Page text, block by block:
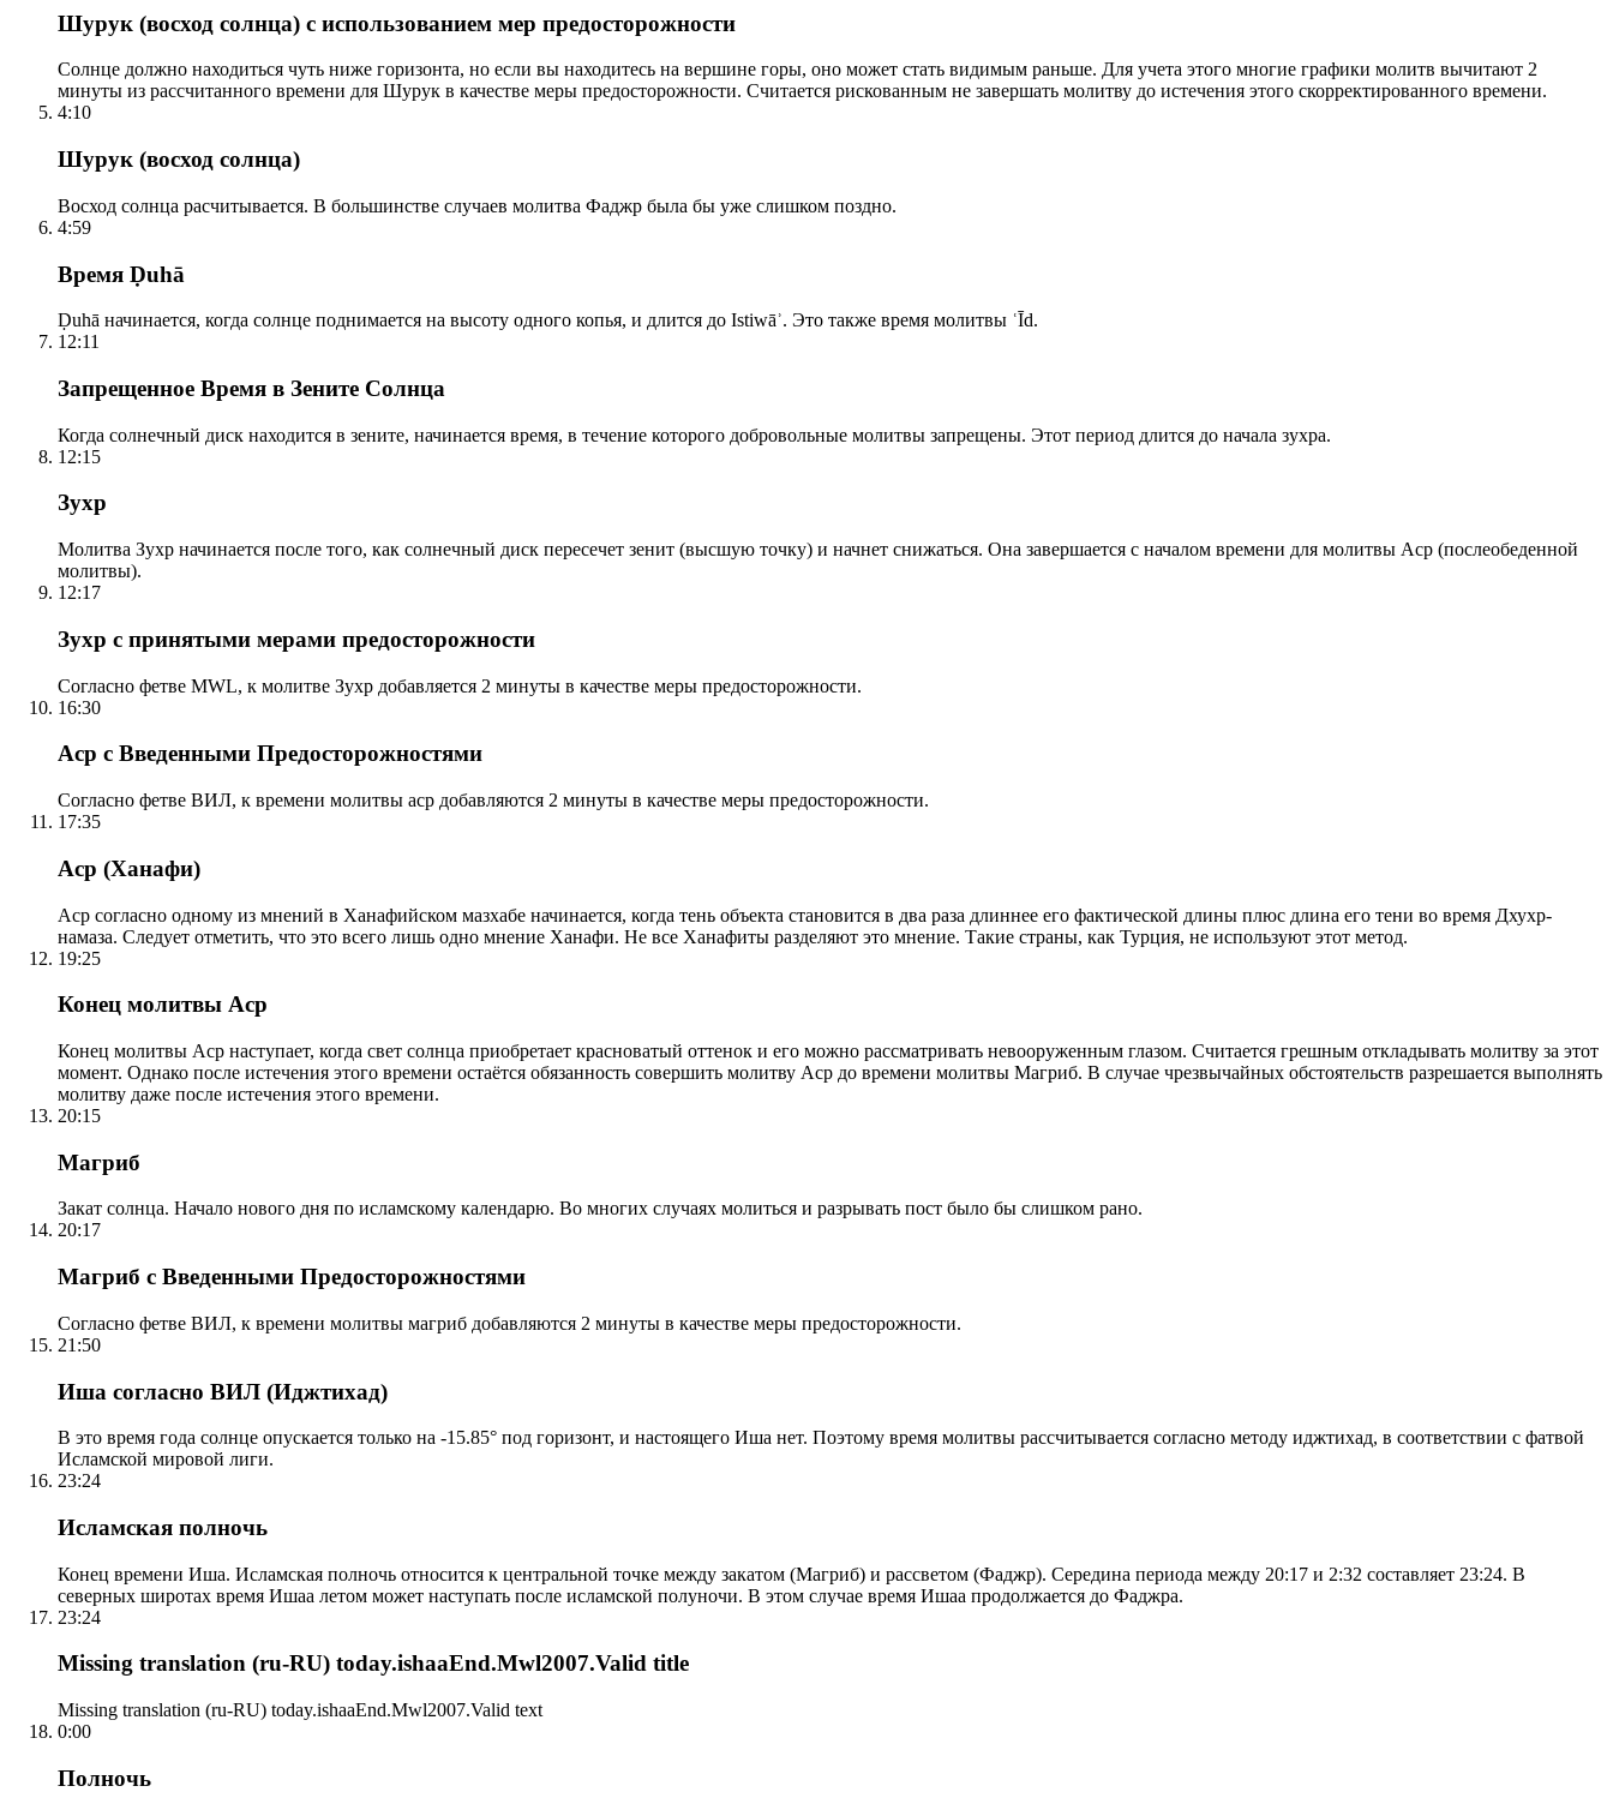
Шурук (восход солнца) с использованием мер предосторожности
Солнце должно находиться чуть ниже горизонта, но если вы находитесь на вершине горы, оно может стать видимым раньше. Для учета этого многие графики молитв вычитают 2
минуты из рассчитанного времени для Шурук в качестве меры предосторожности. Считается рискованным не завершать молитву до истечения этого скорректированного времени.
4:10
Шурук (восход солнца)
Восход солнца расчитывается. В большинстве случаев молитва Фаджр была бы уже слишком поздно.
4:59
Время Ḍuhā
Ḍuhā начинается, когда солнце поднимается на высоту одного копья, и длится до Istiwāʾ. Это также время молитвы ʿĪd.
12:11
Запрещенное Время в Зените Солнца
Когда солнечный диск находится в зените, начинается время, в течение которого добровольные молитвы запрещены. Этот период длится до начала зухра.
12:15
Зухр
Молитва Зухр начинается после того, как солнечный диск пересечет зенит (высшую точку) и начнет снижаться. Она завершается с началом времени для молитвы Аср (послеобеденной
молитвы).
12:17
Зухр с принятыми мерами предосторожности
Согласно фетве MWL, к молитве Зухр добавляется 2 минуты в качестве меры предосторожности.
16:30
Аср с Введенными Предосторожностями
Согласно фетве ВИЛ, к времени молитвы аср добавляются 2 минуты в качестве меры предосторожности.
17:35
Аср (Ханафи)
Аср согласно одному из мнений в Ханафийском мазхабе начинается, когда тень объекта становится в два раза длиннее его фактической длины плюс длина его тени во время Дхухр-
намаза. Следует отметить, что это всего лишь одно мнение Ханафи. Не все Ханафиты разделяют это мнение. Такие страны, как Турция, не используют этот метод.
19:25
Конец молитвы Аср
Конец молитвы Аср наступает, когда свет солнца приобретает красноватый оттенок и его можно рассматривать невооруженным глазом. Считается грешным откладывать молитву за этот
момент. Однако после истечения этого времени остаётся обязанность совершить молитву Аср до времени молитвы Магриб. В случае чрезвычайных обстоятельств разрешается выполнять
молитву даже после истечения этого времени.
20:15
Магриб
Закат солнца. Начало нового дня по исламскому календарю. Во многих случаях молиться и разрывать пост было бы слишком рано.
20:17
Магриб с Введенными Предосторожностями
Согласно фетве ВИЛ, к времени молитвы магриб добавляются 2 минуты в качестве меры предосторожности.
21:50
Иша согласно ВИЛ (Иджтихад)
В это время года солнце опускается только на -15.85° под горизонт, и настоящего Иша нет. Поэтому время молитвы рассчитывается согласно методу иджтихад, в соответствии с фатвой
Исламской мировой лиги.
23:24
Исламская полночь
Конец времени Иша. Исламская полночь относится к центральной точке между закатом (Магриб) и рассветом (Фаджр). Середина периода между 20:17 и 2:32 составляет 23:24. В
северных широтах время Ишаа летом может наступать после исламской полуночи. В этом случае время Ишаа продолжается до Фаджра.
23:24
Missing translation (ru-RU) today.ishaaEnd.Mwl2007.Valid title
Missing translation (ru-RU) today.ishaaEnd.Mwl2007.Valid text
0:00
Полночь